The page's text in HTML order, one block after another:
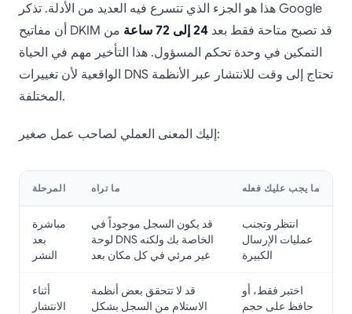
هذا هو الجزء الذي تتسرع فيه العديد من الأدلة. تذكر Google
أن مفاتيح DKIM قد تصبح متاحة فقط بعد 24 إلى 72 ساعة
من
التمكين في وحدة تحكم المسؤول. هذا التأخير مهم في الحياة
الواقعية لأن تغييرات DNS تحتاج إلى وقت للانتشار عبر الأنظمة
المختلفة.
إليك المعنى العملي لصاحب عمل صغير:
المرحلة ما تراه ما يجب عليك فعله
مباشرة
بعد
النشر
قد يكون السجل موجوداً في
لوحة DNS الخاصة بك ولكنه
غير مرئي في كل مكان بعد
انتظر وتجنب
عمليات الإرسال
الكبيرة
أثناء
الانتشار
قد لا تتحقق بعض أنظمة
الاستلام من السجل بشكل
اختبر فقط، أو
حافظ على حجم